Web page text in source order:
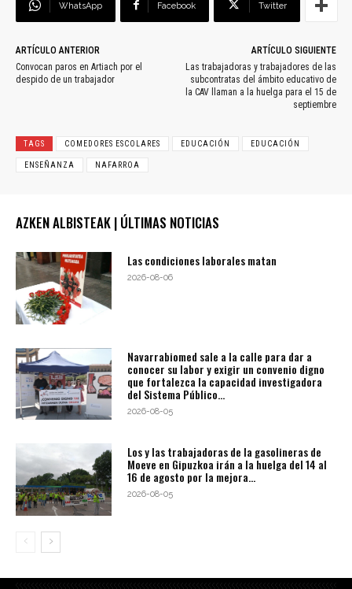
WhatsApp Facebook Twitter
ARTÍCULO ANTERIOR
Convocan paros en Artiach por el
despido de un trabajador
ARTÍCULO SIGUIENTE
Las trabajadoras y trabajadores de las
subcontratas del ámbito educativo de
la CAV llaman a la huelga para el 15 de
septiembre
TAGS COMEDORES ESCOLARES EDUCACIÓN EDUCACIÓN
ENSEÑANZA NAFARROA
AZKEN ALBISTEAK | ÚLTIMAS NOTICIAS
Las condiciones laborales matan
2026-08-06
Navarrabiomed sale a la calle para dar a
conocer su labor y exigir un convenio digno
que fortalezca la capacidad investigadora
del Sistema Público...
2026-08-05
Los y las trabajadoras de la gasolineras de
Moeve en Gipuzkoa irán a la huelga del 14 al
16 de agosto por la mejora...
2026-08-05